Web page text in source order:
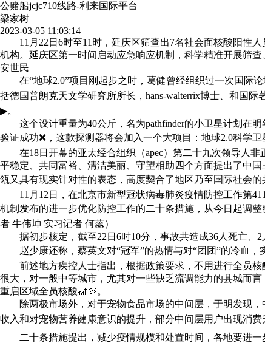
公赌船jcjc710线路-利来国际平台
梁家树
2023-03-05 11:03:14
11月22日6时至11时，延庆区筛查出7名社会面核酸阳性人
机构。延庆区第一时间启动应急响应机制，科学精准开展筛
安世民
在“地球2.0”项目刚起步之时，葛健曾经组织过一次国际论
括德国普朗克天文学研究所所长，hans-walterrix博士、和国际
▶。
这个设计重量为40公斤，名为pathfinder的小卫星计划在明
验证成功❌，这款探测器将会加入一个大项目：地球2.0科学卫
在18日开幕的亚太经合组织（apec）第二十九次领导人非
平稳定、共同富裕、清洁美丽、守望相助四个方面提出了中
瓴又具有现实针对性的表态，高度契合了地区乃至国际社会
11月12日，在北京市新型冠状病毒肺炎疫情防控工作第
机制发布的进一步优化防控工作的二十条措施，从今日起调
者 牛伟坤 实习记者 何蕊）
据初步核定，截至22日6时10分，事故共造成36人死亡、2
赵少康还称，蔡英文对“冠军”的热情与对“团团”的冷血，
前述地方疾控人士指出，根据政策要求，不用进行全员核
很大，对一般中等城市，尤其对一些缺乏流调能力的县城而
重启区域全员核酸🎢🥔。
除两极市场外，对于宠物食品市场的中间层，于明发现，
收入和对宠物营养健康意识的提升，部分中间层用户出现消费
二十条措施提出，减少疫情规模和处置时间，各地要进一